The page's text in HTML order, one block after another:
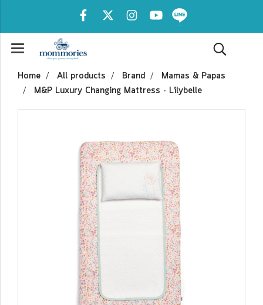
Home All products Brand
Mamas & Papas
M&P Luxury Changing Mattress - Lilybelle